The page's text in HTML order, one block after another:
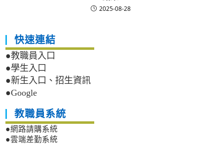
2025-08-28
快速連結
●教職員入口
●學生入口
●新生入口、招生資訊
●Google
教職員系統
●網路請購系統
●雲端差勤系統